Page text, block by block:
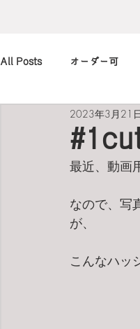
All Posts オーダー可
カメラ
art 買っ
2023年3月21
最近、動画
なので、写
が、
こんなハッ